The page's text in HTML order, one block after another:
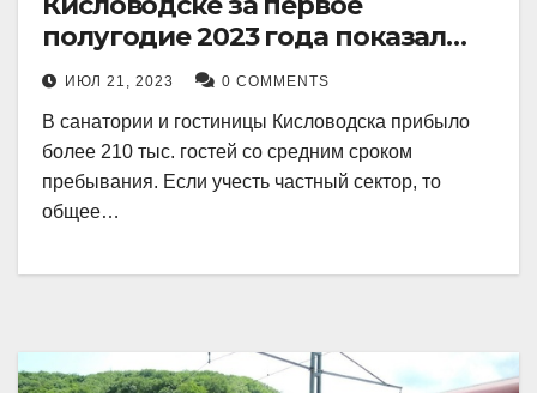
полугодие 2023 года показал
рекордный рост в 21 процент.
ИЮЛ 21, 2023 0 COMMENTS
В санатории и гостиницы Кисловодска прибыло
более 210 тыс. гостей со средним сроком
пребывания. Если учесть частный сектор, то
общее…